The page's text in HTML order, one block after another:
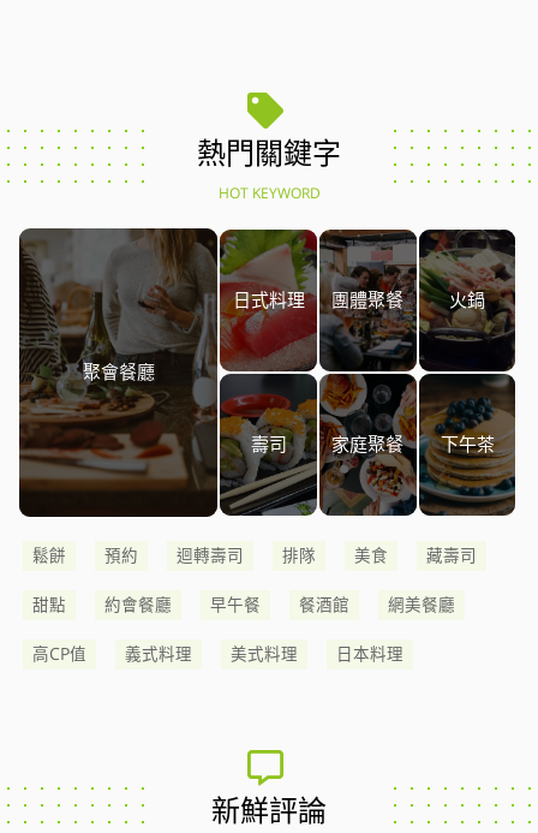
熱門關鍵字
HOT KEYWORD
聚會餐廳
日式料理 團體聚餐 火鍋
壽司 家庭聚餐 下午茶
鬆餅 預約 迴轉壽司 排隊 美食 藏壽司
甜點 約會餐廳 早午餐 餐酒館 網美餐廳
高CP值 義式料理 美式料理 日本料理
新鮮評論